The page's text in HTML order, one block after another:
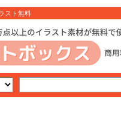
スト無料